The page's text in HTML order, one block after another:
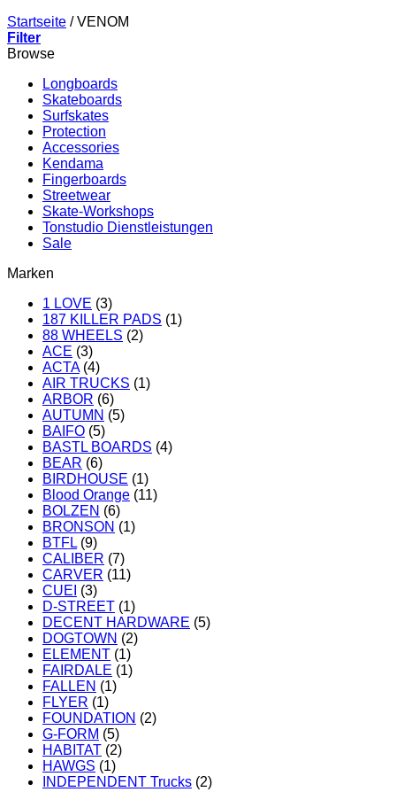
Startseite /VENOM
Filter
Browse
Longboards
Skateboards
Surfskates
Protection
Accessories
Kendama
Fingerboards
Streetwear
Skate-Workshops
Tonstudio Dienstleistungen
Sale
Marken
1 LOVE (3)
187 KILLER PADS (1)
88 WHEELS (2)
ACE (3)
ACTA (4)
AIR TRUCKS (1)
ARBOR (6)
AUTUMN (5)
BAIFO (5)
BASTL BOARDS (4)
BEAR (6)
BIRDHOUSE (1)
Blood Orange (11)
BOLZEN (6)
BRONSON (1)
BTFL (9)
CALIBER (7)
CARVER (11)
CUEI (3)
D-STREET (1)
DECENT HARDWARE (5)
DOGTOWN (2)
ELEMENT (1)
FAIRDALE (1)
FALLEN (1)
FLYER (1)
FOUNDATION (2)
G-FORM (5)
HABITAT (2)
HAWGS (1)
INDEPENDENT Trucks (2)